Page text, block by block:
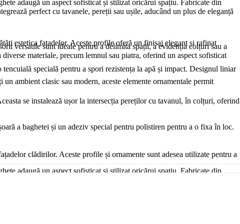
adaugă un aspect sofisticat și stilizat oricărui spațiu. Fabricate din
perfect cu tavanele, pereții sau ușile, aducând un plus de eleganță
se instalează ușor la intersecția pereților cu tavanul, în colțuri, oferind
a baghetei și un adeziv special pentru polistiren pentru a o fixa în loc.
care combină eleganța și modernitatea, creând interes vizual. Poți să
estetica fațadelor. Aceste profile oferă un finisaj elegant și rafinat
specială pentru a spori rezistența la apă și impact. Designul liniar
clădirilor. Aceste profile și ornamente sunt adesea utilizate pentru a
climatice dure. După aplicare, profilele sunt acoperite cu o tencuială
versatile sunt ideale pentru a delimita spații, a evidenția colțuri sau a
materiale, precum lemnul sau piatra, oferind un aspect sofisticat
ambient clasic sau modern, aceste elemente ornamentale permit
adaugă un aspect sofisticat și stilizat oricărui spațiu. Fabricate din
perfect cu tavanele, pereții sau ușile, aducând un plus de eleganță